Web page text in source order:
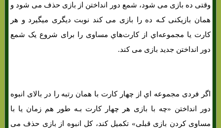
وقتی ده بازی می شود، شمع دور انداختن از بازی حذف می شود و
همان بازیکنی کـه ده را بازی می کند نوبت دیگری میگیرد و هر
کارت یا مجموعه‌اي از کارت‌هاي‌ مساوی را برای شروع یک شمع
دور انداختن جدید بازی می کند.
اگر فردی مجموعه اي از چهار کارت با همان رتبه را در بالای انبوه
دور انداختن «چه با بازی هر چهار کارت بـه طور هم زمان یا با
مساوی کردن بازی قبلی» تکمیل کند، کل انبوه از بازی حذف می